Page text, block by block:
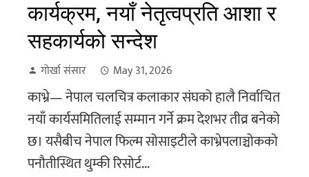
कार्यक्रम, नयाँ नेतृत्वप्रति आशा र
सहकार्यको सन्देश
गोर्खा संसार May 31, 2026
काभ्रे— नेपाल चलचित्र कलाकार संघको हालै निर्वाचित
नयाँ कार्यसमितिलाई सम्मान गर्ने क्रम देशभर तीव्र बनेको
छ। यसैबीच नेपाल फिल्म सोसाइटीले काभ्रेपलाञ्चोकको
पनौतीस्थित थुम्की रिसोर्ट...